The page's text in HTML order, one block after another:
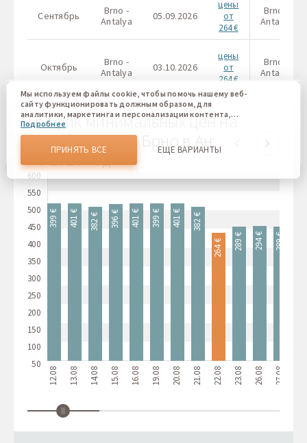
Сентябрь
Brno -
Antalya
05.09.2026
цены
от
264 €
Brno -
Antalya
Октябрь
Brno -
Antalya
03.10.2026
цены
от
264 €
Brno -
Antalya
График минимальных цен на
авиабилеты из Брно в Анталию
на 2026 год
600
550
500
450
400
350
300
250
200
150
100
50
399 €
12.08
401 €
13.08
382 €
14.08
396 €
15.08
401 €
16.08
399 €
19.08
401 €
20.08
382 €
21.08
264 €
22.08
289 €
23.08
294 €
26.08
289 €
27.08
Мы используем файлы cookie, чтобы помочь нашему веб-
сайту функционировать должным образом, для
аналитики, маркетинга и персонализации контента,
который вы видите. Файлы cookies позволяют нам
отличать Вас от других пользователей нашего веб-сайта.
Соглашаясь, вы соглашаетесь на использование всех этих
файлов cookie. Вы можете обновить свои предпочтения,
нажав кнопку настроек файлов cookie, или в любое
время, перейдя к нашей политике использования файлов
Подробнее
ПРИНЯТЬ ВСЕ ЕЩЕ ВАРИАНТЫ